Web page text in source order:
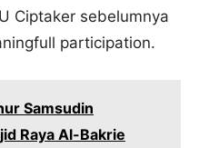
Ciptaker sebelumnya
participation.
Samsudin
Raya Al-Bakrie